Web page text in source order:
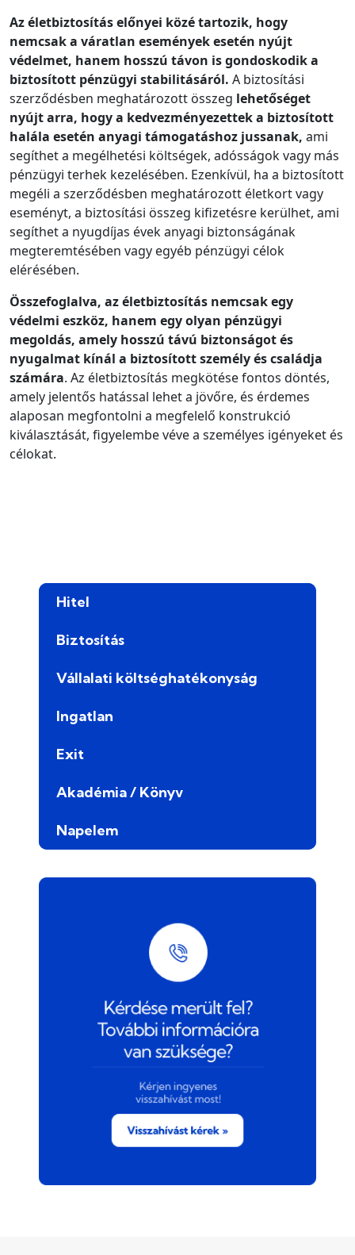
Hitel
Biztosítás
Vállalati költséghatékonyság
Ingatlan
Exit
Akadémia / Könyv
Napelem
Az életbiztosítás előnyei közé tartozik, hogy
nemcsak a váratlan események esetén nyújt
védelmet, hanem hosszú távon is gondoskodik a
biztosított pénzügyi stabilitásáról. A biztosítási
szerződésben meghatározott összeg lehetőséget
nyújt arra, hogy a kedvezményezettek a biztosított
halála esetén anyagi támogatáshoz jussanak, ami
segíthet a megélhetési költségek, adósságok vagy más
pénzügyi terhek kezelésében. Ezenkívül, ha a biztosított
megéli a szerződésben meghatározott életkort vagy
eseményt, a biztosítási összeg kifizetésre kerülhet, ami
segíthet a nyugdíjas évek anyagi biztonságának
megteremtésében vagy egyéb pénzügyi célok
elérésében.
Összefoglalva, az életbiztosítás nemcsak egy
védelmi eszköz, hanem egy olyan pénzügyi
megoldás, amely hosszú távú biztonságot és
nyugalmat kínál a biztosított személy és családja
számára. Az életbiztosítás megkötése fontos döntés,
amely jelentős hatással lehet a jövőre, és érdemes
alaposan megfontolni a megfelelő konstrukció
kiválasztását, figyelembe véve a személyes igényeket és
célokat.